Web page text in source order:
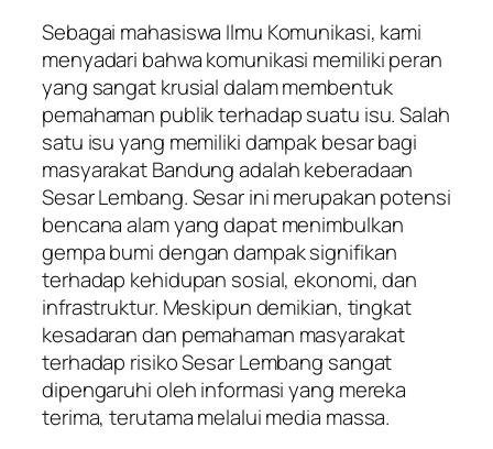
Sebagai mahasiswa Ilmu Komunikasi, kami
menyadari bahwa komunikasi memiliki peran
yang sangat krusial dalam membentuk
pemahaman publik terhadap suatu isu. Salah
satu isu yang memiliki dampak besar bagi
masyarakat Bandung adalah keberadaan
Sesar Lembang. Sesar ini merupakan potensi
bencana alam yang dapat menimbulkan
gempa bumi dengan dampak signifikan
terhadap kehidupan sosial, ekonomi, dan
infrastruktur. Meskipun demikian, tingkat
kesadaran dan pemahaman masyarakat
terhadap risiko Sesar Lembang sangat
dipengaruhi oleh informasi yang mereka
terima, terutama melalui media massa.